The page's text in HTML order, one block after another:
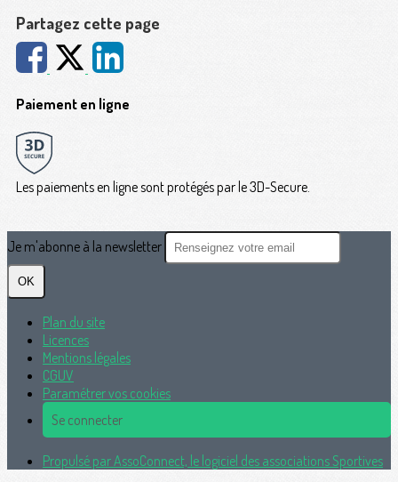
Partagez cette page
Paiement en ligne
Les paiements en ligne sont protégés par le 3D-Secure.
Je m'abonne à la newsletter
OK
Plan du site
Licences
Mentions légales
CGUV
Paramétrer vos cookies
Se connecter
Propulsé par AssoConnect, le logiciel des associations Sportives